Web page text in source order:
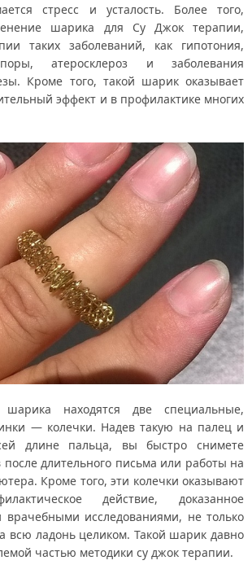
стресс и усталость. Более того,
шарика для Су Джок терапии,
таких заболеваний, как гипотония,
атеросклероз и заболевания
Кроме того, такой шарик оказывает
эффект и в профилактике многих
находятся две специальные,
— колечки. Надев такую на палец и
длине пальца, вы быстро снимете
после длительного письма или работы на
Кроме того, эти колечки оказывают
действие, доказанное
врачебными исследованиями, не только
всю ладонь целиком. Такой шарик давно
частью методики су джок терапии.